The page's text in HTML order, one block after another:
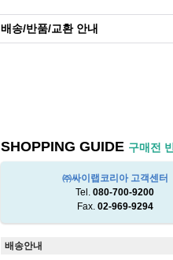
배송/반품/교환 안내
SHOPPING GUIDE 구매전
㈜싸이랩코리아 고객센터
Tel. 080-700-9200
Fax. 02-969-9294
배송안내